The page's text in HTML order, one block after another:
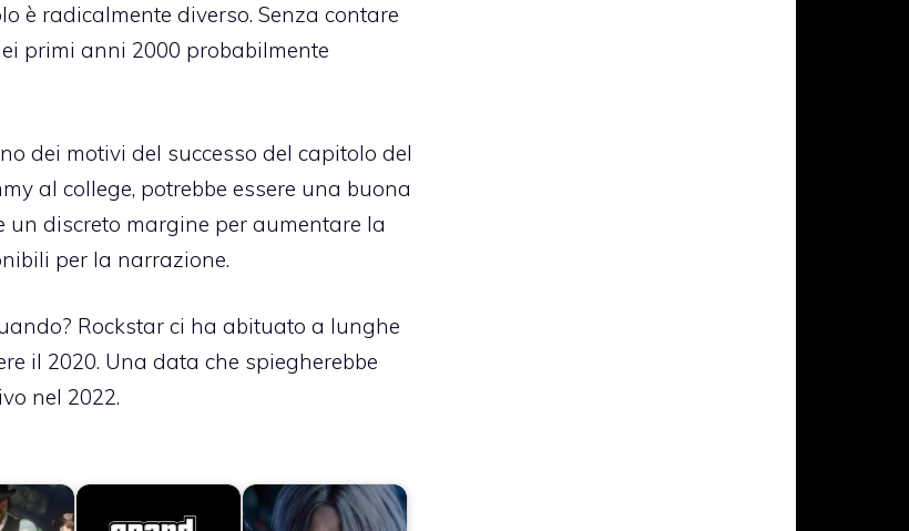
è radicalmente diverso. Senza contare
primi anni 2000 probabilmente
dei motivi del successo del capitolo del
al college, potrebbe essere una buona
un discreto margine per aumentare la
per la narrazione.
Rockstar ci ha abituato a lunghe
il 2020. Una data che spiegherebbe
nel 2022.